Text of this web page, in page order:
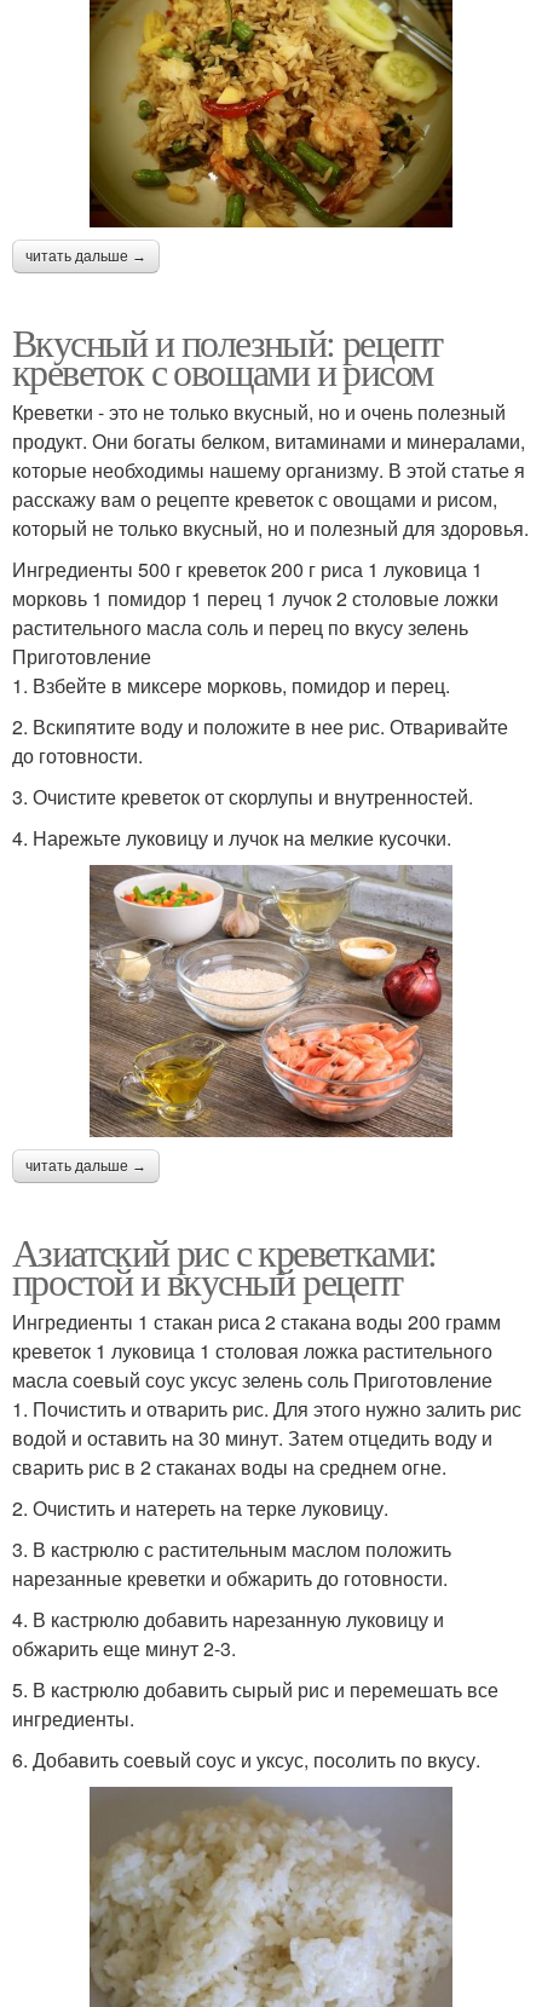
читать дальше →
Вкусный и полезный: рецепт
креветок с овощами и рисом
Креветки - это не только вкусный, но и очень полезный
продукт. Они богаты белком, витаминами и минералами,
которые необходимы нашему организму. В этой статье я
расскажу вам о рецепте креветок с овощами и рисом,
который не только вкусный, но и полезный для здоровья.
Ингредиенты 500 г креветок 200 г риса 1 луковица 1
морковь 1 помидор 1 перец 1 лучок 2 столовые ложки
растительного масла соль и перец по вкусу зелень
Приготовление
1. Взбейте в миксере морковь, помидор и перец.
2. Вскипятите воду и положите в нее рис. Отваривайте
до готовности.
3. Очистите креветок от скорлупы и внутренностей.
4. Нарежьте луковицу и лучок на мелкие кусочки.
читать дальше →
Азиатский рис с креветками:
простой и вкусный рецепт
Ингредиенты 1 стакан риса 2 стакана воды 200 грамм
креветок 1 луковица 1 столовая ложка растительного
масла соевый соус уксус зелень соль Приготовление
1. Почистить и отварить рис. Для этого нужно залить рис
водой и оставить на 30 минут. Затем отцедить воду и
сварить рис в 2 стаканах воды на среднем огне.
2. Очистить и натереть на терке луковицу.
3. В кастрюлю с растительным маслом положить
нарезанные креветки и обжарить до готовности.
4. В кастрюлю добавить нарезанную луковицу и
обжарить еще минут 2-3.
5. В кастрюлю добавить сырый рис и перемешать все
ингредиенты.
6. Добавить соевый соус и уксус, посолить по вкусу.